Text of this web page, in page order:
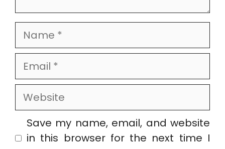
Name
Email
Website
Save my name, email, and website
in this browser for the next time I